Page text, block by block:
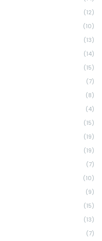
(12)
(10)
(13)
(14)
(15)
(7)
(8)
(4)
(15)
(19)
(19)
(7)
(10)
(9)
(15)
(13)
(7)